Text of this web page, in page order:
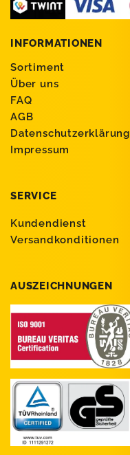
INFORMATIONEN
Sortiment
Über uns
FAQ
AGB
Datenschutzerklärung
Impressum
SERVICE
Kundendienst
Versandkonditionen
AUSZEICHNUNGEN